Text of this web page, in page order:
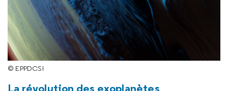
© EPPDCSI
La révolution des exoplanètes